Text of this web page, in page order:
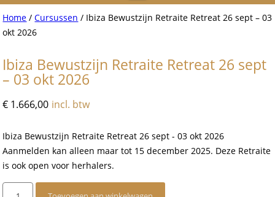
Home /Cursussen / Ibiza Bewustzijn Retraite Retreat 26 sept – 03
okt 2026
Ibiza Bewustzijn Retraite Retreat 26 sept
– 03 okt 2026
€ 1.666,00 incl. btw
Ibiza Bewustzijn Retraite Retreat 26 sept - 03 okt 2026
Aanmelden kan alleen maar tot 15 december 2025. Deze Retraite
is ook open voor herhalers.